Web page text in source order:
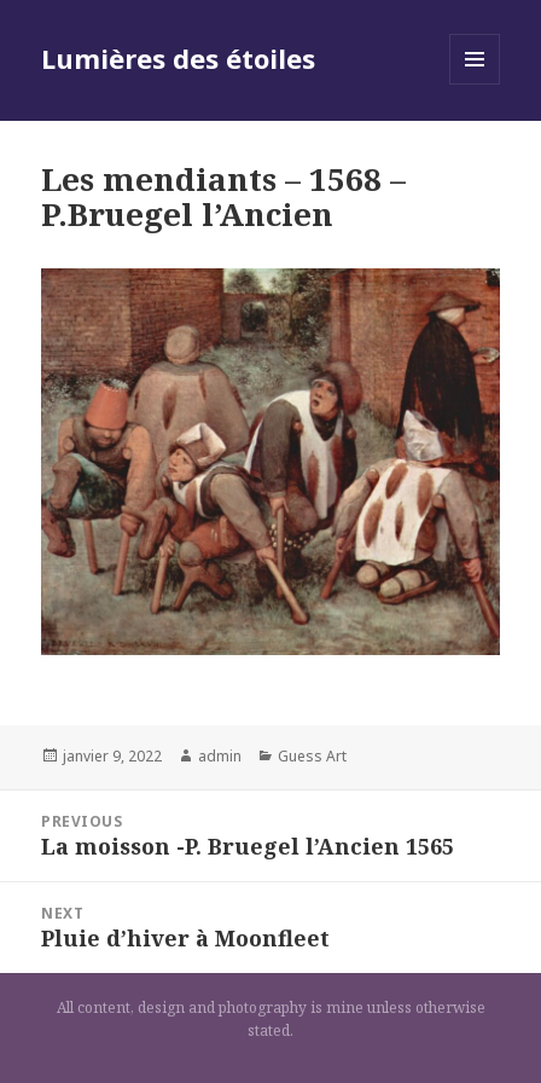
Lumières des étoiles
Les mendiants – 1568 –
P.Bruegel l’Ancien
Posted
janvier 9, 2022 Author
admin Categories
Guess Art
l’article
PREVIOUS
Previous
La moisson -P. Bruegel l’Ancien 1565
NEXT
Next
post:
Pluie d’hiver à Moonfleet
All content, design and photography is mine unless otherwise
stated.